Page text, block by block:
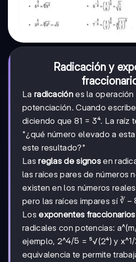
Radicación y
La radicaciónes la operación
potenciación. Cuando
diciendo que 81 = 3⁴. La raíz
"¿qué número elevado a
este resultado?"
Lasreglas de signos en
las raíces pares de números
existen en los números
pero las raíces impares sí∛-8
=
-2
∛ −
Losexponentes fraccionarios
radicales con potencias:
ejemplo, 2^4/5
4/5 = ⁵√(2⁴) y x^
equivalencia te permite